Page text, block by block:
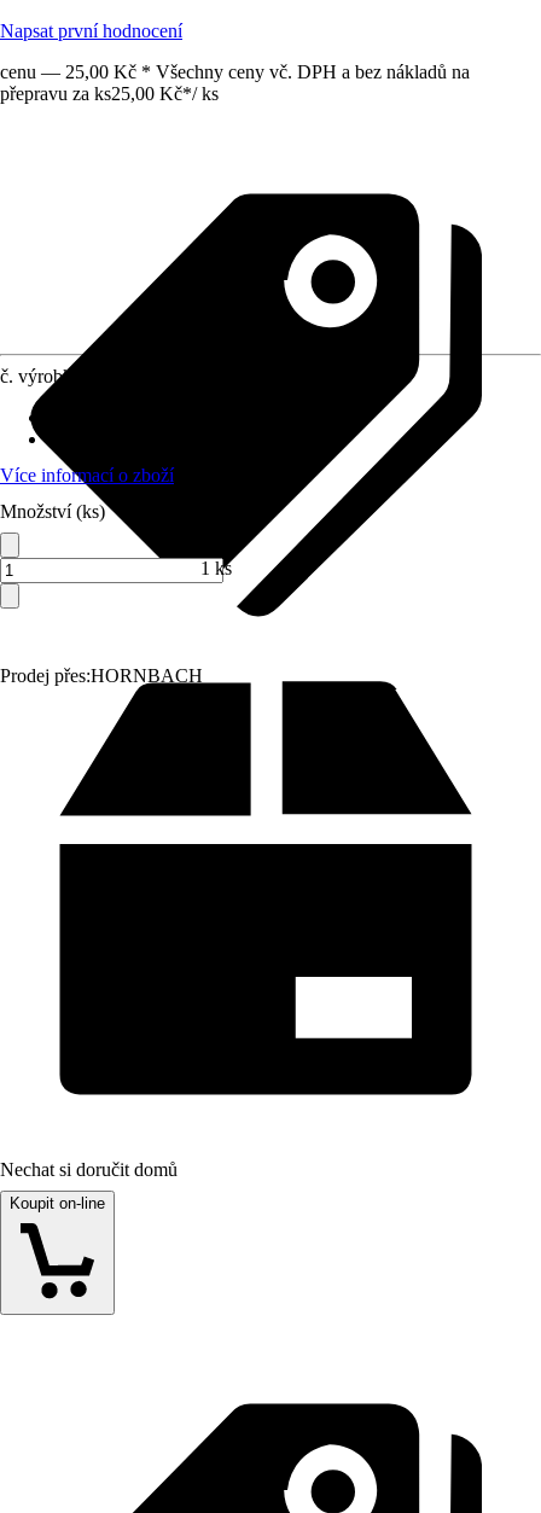
Napsat první hodnocení
cenu — 25,00 Kč * Všechny ceny vč. DPH a bez nákladů na
přepravu za ks25,00 Kč*/ ks
Prodej přes:HORNBACH
č. výrobku
Více informací o zboží
Množství (ks)
1 ks
Nechat si doručit domů
Koupit on-line